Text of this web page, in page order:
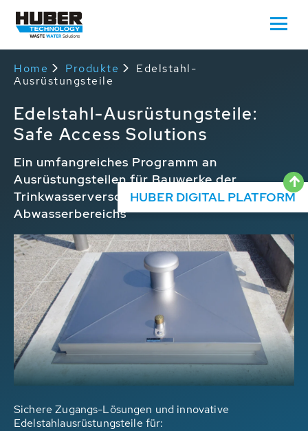
Home Produkte
Edelstahl-
Ausrüstungsteile
Edelstahl-Ausrüstungsteile:
Safe Access Solutions
Ein umfangreiches Programm an
Ausrüstungsteilen für Bauwerke der
Trinkwasserversorgung und des
Abwasserbereichs
Sichere Zugangs-Lösungen und innovative
Edelstahlausrüstungsteile für:
HUBER DIGITAL PLATFORM